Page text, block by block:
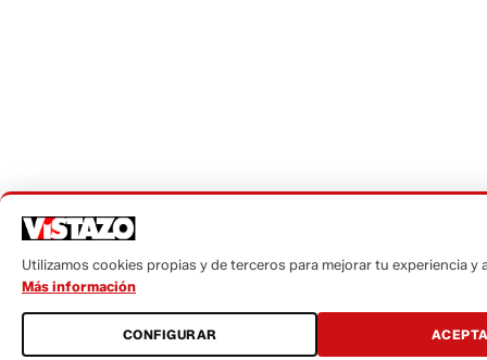
Utilizamos cookies propias y de terceros para mejorar tu experiencia y
Más información
CONFIGURAR